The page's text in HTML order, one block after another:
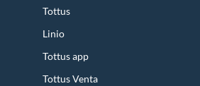
Tottus
Linio
Tottus app
Tottus Venta